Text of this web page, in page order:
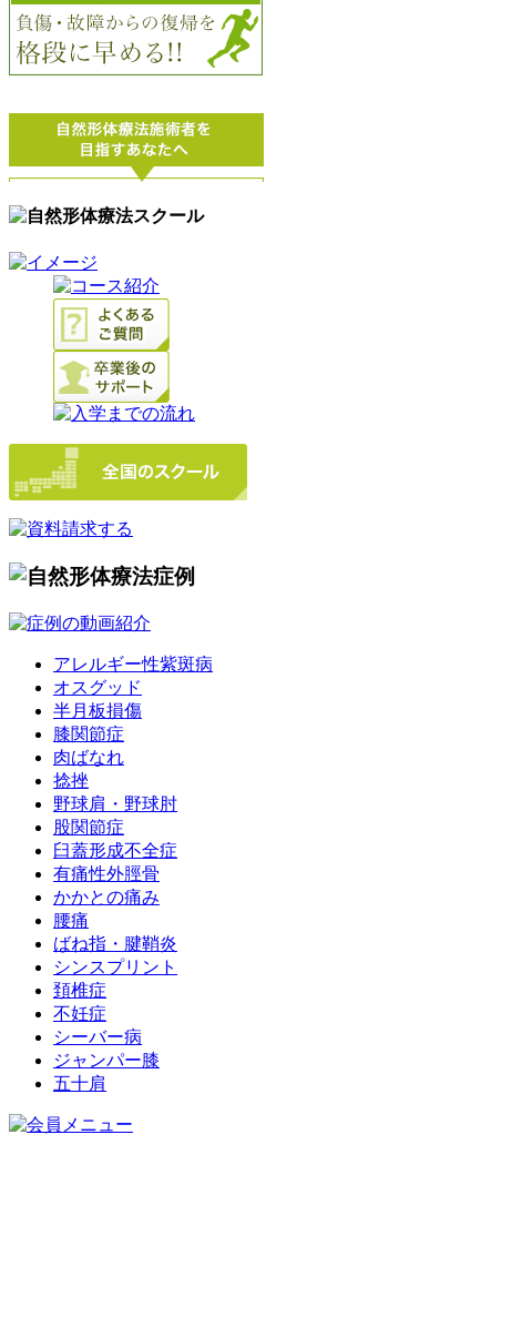
アレルギー性紫斑病
オスグッド
半月板損傷
膝関節症
肉ばなれ
捻挫
野球肩・野球肘
股関節症
臼蓋形成不全症
有痛性外脛骨
かかとの痛み
腰痛
ばね指・腱鞘炎
シンスプリント
頚椎症
不妊症
シーバー病
ジャンパー膝
五十肩